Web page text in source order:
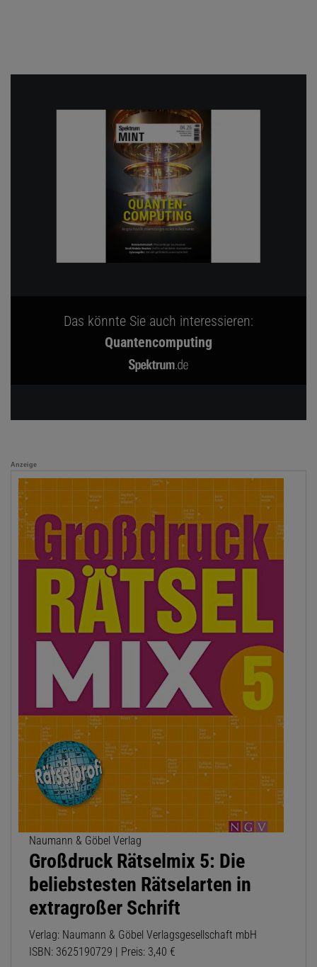
Das könnte Sie auch interessieren:
Quantencomputing
Anzeige
Naumann & Göbel Verlag
Großdruck Rätselmix 5: Die
beliebstesten Rätselarten in
extragroßer Schrift
Verlag: Naumann & Göbel Verlagsgesellschaft mbH
ISBN: 3625190729 | Preis: 3,40 €